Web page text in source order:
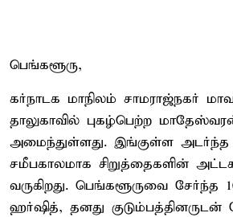
பெங்களூரு,
கர்நாடக மாநிலம் சாமராஜ்நகர்
தாலுகாவில் புகழ்பெற்ற
அமைந்துள்ளது. இங்குள்ள அடர்ந்த
சமீபகாலமாக சிறுத்தைகளின்
வருகிறது. பெங்களூருவை சேர்ந்த
ஹர்ஷித், தனது குடும்பத்தினருடன்